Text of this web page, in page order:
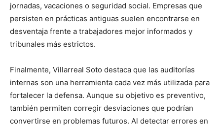
jornadas, vacaciones o seguridad social. Empresas que
persisten en prácticas antiguas suelen encontrarse en
desventaja frente a trabajadores mejor informados y
tribunales más estrictos.
Finalmente, Villarreal Soto destaca que las auditorías
internas son una herramienta cada vez más utilizada para
fortalecer la defensa. Aunque su objetivo es preventivo,
también permiten corregir desviaciones que podrían
convertirse en problemas futuros. Al detectar errores en